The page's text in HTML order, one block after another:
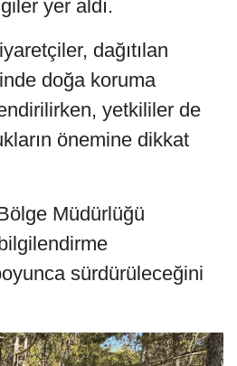
yer aldı.
dağıtılan
doğa koruma
yetkililer de
önemine dikkat
Müdürlüğü
sürdürüleceğini